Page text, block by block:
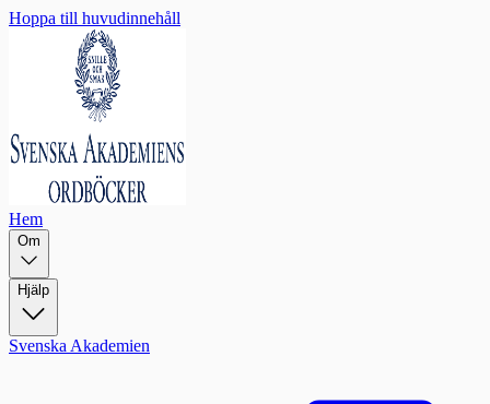
Hoppa till huvudinnehåll
Hem
Om
Hjälp
Svenska Akademien